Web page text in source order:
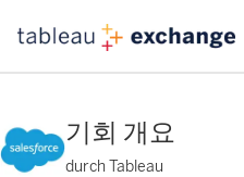
기회 개요
durch Tableau